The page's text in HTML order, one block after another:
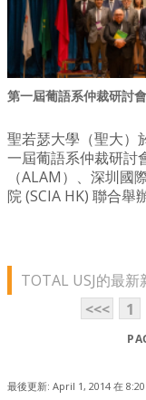
第一屆葡語系仲裁研討
聖若瑟大學（聖大）
一屆葡語系仲裁研討
（ALAM）、深圳國
院 (SCIA HK) 聯合舉辦
TOTAL USJ的最
<<<
1
最後更新: April 1, 2014 在